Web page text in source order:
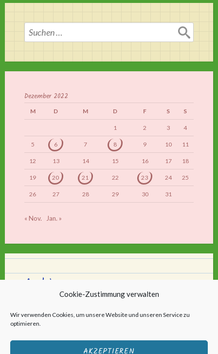
Cookie-Zustimmung verwalten
Wir verwenden Cookies, um unsere Website und unseren Service zu
optimieren.
AKZEPTIEREN
Suchen
nach:
Dezember 2022
M D M D F S S
1 2 3 4
5 6 7 8 9 10 11
12 13 14 15 16 17 18
19 20 21 22 23 24 25
26 27 28 29 30 31
« Nov. Jan. »
Archiv